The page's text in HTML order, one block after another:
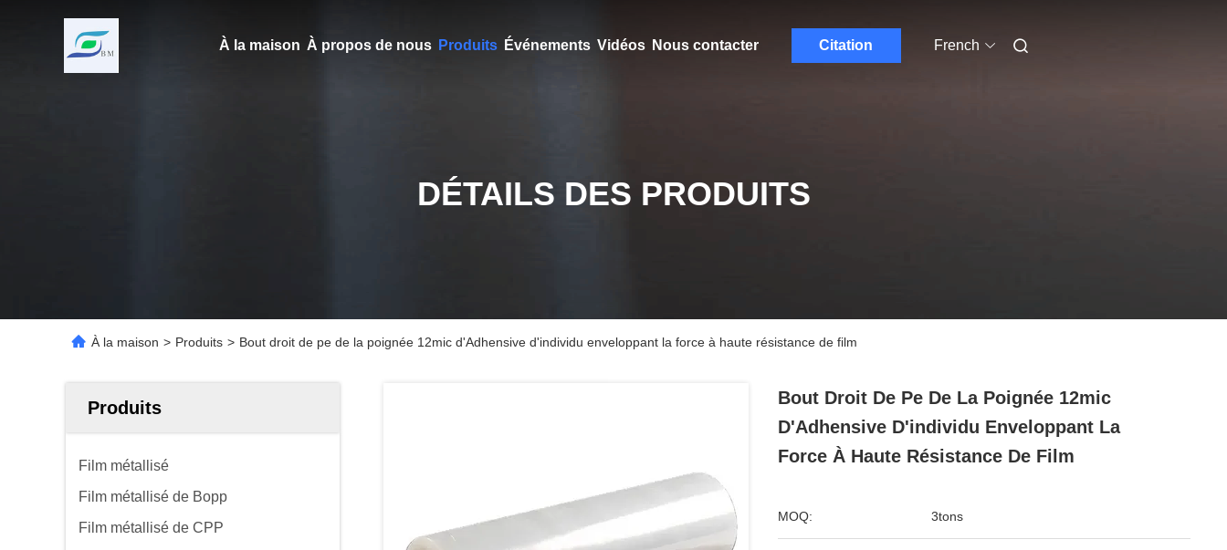
À la maison À propos de nous Produits Événements Vidéos Nous contacter Citation French
DÉTAILS DES PRODUITS
À la maison > Produits > Bout droit de pe de la poignée 12mic d'Adhensive d'individu enveloppant la force à haute résistance de film
Produits
Film métallisé
Film métallisé de Bopp
Film métallisé de CPP
Bout Droit De Pe De La Poignée 12mic
D'Adhensive D'individu Enveloppant La
Force À Haute Résistance De Film
MOQ: 3tons